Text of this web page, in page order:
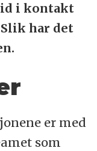
i kontakt
har det
er med
som